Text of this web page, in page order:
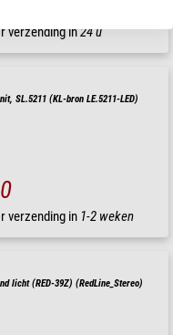
verzending in24 u
SL.5211 (KL-bron LE.5211-LED)
verzending in 1-2 weken
licht (RED-39Z) (RedLine_Stereo)